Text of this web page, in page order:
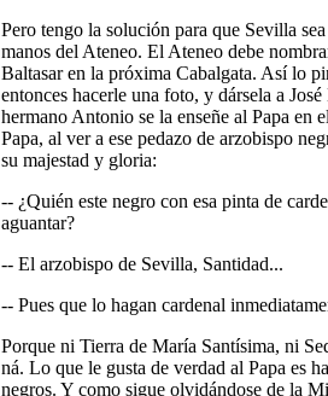
Pero tengo la solución para que Sevilla
manos del Ateneo. El Ateneo debe
Baltasar en la próxima Cabalgata. Así lo
entonces hacerle una foto, y dársela a
hermano Antonio se la enseñe al Papa en
Papa, al ver a ese pedazo de arzobispo
su majestad y gloria:
-- ¿Quién este negro con esa pinta de
aguantar?
-- El arzobispo de Sevilla, Santidad...
-- Pues que lo hagan cardenal
Porque ni Tierra de María Santísima, ni
ná. Lo que le gusta de verdad al Papa es
negros. Y como sigue olvidándose de la